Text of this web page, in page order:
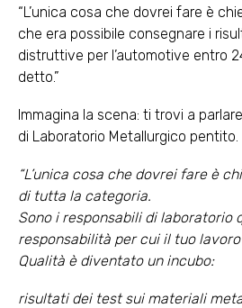
“L’unica cosa che dovrei fare è
che era possibile consegnare i
distruttive per l’automotive entro
detto.”
Immagina la scena: ti trovi a
di Laboratorio Metallurgico
“L’unica cosa che dovrei fare è
di tutta la categoria.
Sono i responsabili di laboratorio
responsabilità per cui il tuo
Qualità è diventato un incubo:
risultati dei test sui materiali